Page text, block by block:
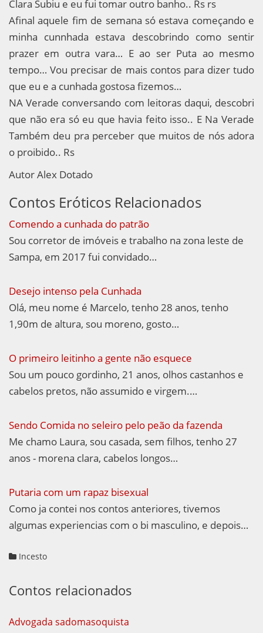
Clara Subiu e eu fui tomar outro banho.. Rs rs
Afinal aquele fim de semana só estava começando e
minha cunnhada estava descobrindo como sentir
prazer em outra vara… E ao ser Puta ao mesmo
tempo… Vou precisar de mais contos para dizer tudo
que eu e a cunhada gostosa fizemos…
NA Verade conversando com leitoras daqui, descobri
que não era só eu que havia feito isso.. E Na Verade
Também deu pra perceber que muitos de nós adora
o proibido.. Rs
Autor Alex Dotado
Contos Eróticos Relacionados
Comendo a cunhada do patrão
Sou corretor de imóveis e trabalho na zona leste de
Sampa, em 2017 fui convidado…
Desejo intenso pela Cunhada
Olá, meu nome é Marcelo, tenho 28 anos, tenho
1,90m de altura, sou moreno, gosto…
O primeiro leitinho a gente não esquece
Sou um pouco gordinho, 21 anos, olhos castanhos e
cabelos pretos, não assumido e virgem.…
Sendo Comida no seleiro pelo peão da fazenda
Me chamo Laura, sou casada, sem filhos, tenho 27
anos - morena clara, cabelos longos…
Putaria com um rapaz bisexual
Como ja contei nos contos anteriores, tivemos
algumas experiencias com o bi masculino, e depois…
Incesto
Contos relacionados
Advogada sadomasoquista